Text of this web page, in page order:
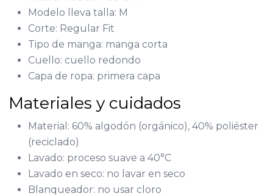
Modelo lleva talla: M
Corte: Regular Fit
Tipo de manga: manga corta
Cuello: cuello redondo
Capa de ropa: primera capa
Materiales y cuidados
Material: 60% algodón (orgánico), 40% poliéster
(reciclado)
Lavado: proceso suave a 40°C
Lavado en seco: no lavar en seco
Blanqueador: no usar cloro